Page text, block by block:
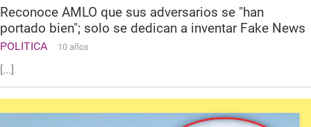
Reconoce AMLO que sus adversarios se "han
portado bien"; solo se dedican a inventar Fake News
POLITICA 10 años
[...]